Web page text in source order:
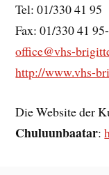
Tel: 01/330 41 95
Fax: 01/330 41
office@vhs-
http://www.vhs-
Die Website der
Chuluunbaatar: